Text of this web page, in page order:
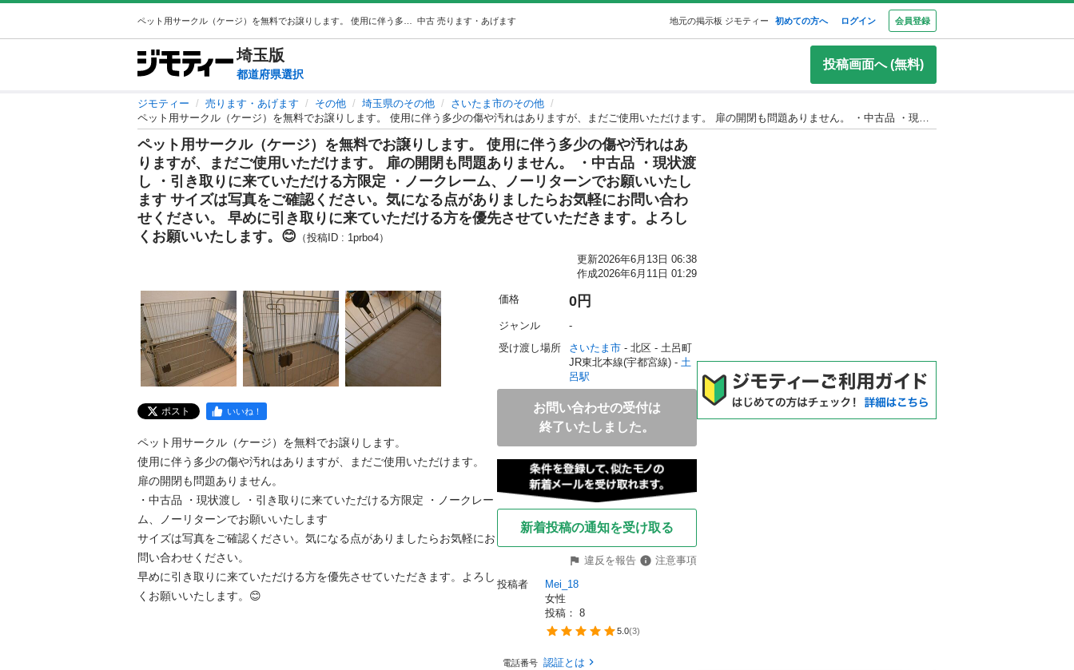
中古 売ります・あげます 地元の掲示板 ジモティー 初めての方へ ログイン 会員登録
埼玉版
都道府県選択
投稿画面へ (無料)
ジモティー 売ります・あげます その他 埼玉県のその他
さいたま市のその他
ペット用サークル（ケージ）を無料でお譲りします。 使用に伴う多少の傷や汚れはありますが、まだご使用いただけます。 扉の開閉も問題ありません。 ・中古品 ・現状渡し ・引き取りに来ていただける方限定 ・ノークレーム、ノーリターンでお願いいたします サイズは写真をご確認ください。気になる点がありましたらお気軽にお問い合わせください。 早めに引き取りに来ていただける方を優先させていただきます。よろしくお願いいたします。😊
ペット用サークル（ケージ）を無料でお譲りします。 使用に伴う多少の傷や汚れはあ
りますが、まだご使用いただけます。 扉の開閉も問題ありません。 ・中古品 ・現状渡
し ・引き取りに来ていただける方限定 ・ノークレーム、ノーリターンでお願いいたし
ます サイズは写真をご確認ください。気になる点がありましたらお気軽にお問い合わ
せください。 早めに引き取りに来ていただける方を優先させていただきます。よろし
くお願いいたします。😊 （投稿ID : 1prbo4）
更新2026年6月13日 06:38
作成2026年6月11日 01:29
ポスト いいね！
ペット用サークル（ケージ）を無料でお譲りします。
使用に伴う多少の傷や汚れはありますが、まだご使用いただけます。
扉の開閉も問題ありません。
・中古品 ・現状渡し ・引き取りに来ていただける方限定 ・ノークレー
ム、ノーリターンでお願いいたします
サイズは写真をご確認ください。気になる点がありましたらお気軽にお
問い合わせください。
早めに引き取りに来ていただける方を優先させていただきます。よろし
くお願いいたします。😊
価格 0円
ジャンル
-
受け渡し場所
さいたま市 - 北区 - 土呂町
JR東北本線(宇都宮線) - 土
呂駅
お問い合わせの受付は
終了いたしました。
新着投稿の通知を受け取る
違反を報告
注意事項
投稿者
Mei_18
女性
投稿： 8
5.0(3)
電話番号 認証とは